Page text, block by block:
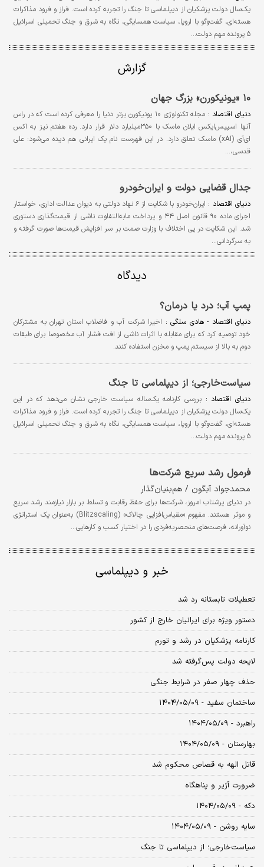
یک‌سال دولت پزشکیان از دیپلماسی تا جنگ را تجربه کرده است. فراز و فرود مذاکرات
هسته‌ای، گفت‌وگو با اروپا، سیاست همسایگی، نگاه به شرق و جنگ تحمیلی اسرائیل
۵ پرونده مهم دولت…
گزارش
۱۰ «یونیکورن» بزرگ جهان
دنیای اقتصاد :
مجله تکنولوژی ۱۰ یونیکورن برتر دنیا را معرفی کرده است که در راس
آنها اسپیس‌ایکس ایلان ماسک با ۳۵۰‌میلیارد دلار قرار دارد. رده هفتم نیز به اکس
ای‌آی (xAI) ماسک تعلق دارد. در این فهرست نام یک ایرانی هم دیده می‌شود: علی
قدسی،…
جدال قضایی دولت و ایران‌خودرو
دنیای اقتصاد :
ایران‌خودرو با شکایت از ۶ نهاد دولتی به دیوان عدالت اداری، خواستار
اجرای ماده ۹۰ قانون اصل ۴۴ و پرداخت مابه‌التفاوت ناشی از قیمت‌گذاری دستوری
شد. این شکایت در پی اختلاف با وزارت صمت بر سر افزایش قیمت‌ها صورت گرفته و
به سرگردانی…
دیدگاه
پمپ آب؛ درد یا درمان؟
دنیای اقتصاد - هادی سلگی : اخیرا شرکت آب و فاضلاب استان تهران به مشترکان
خود توصیه کرد که برای مقابله با اثرات ناشی از افت فشار آب مخصوصا برای طبقات
دوم به بالا از سیستم پمپ و مخزن استفاده کنند.
سیاست‌خارجی؛ از دیپلماسی تا جنگ
دنیای اقتصاد : بررسی کارنامه یک‌ساله سیاست خارجی نشان می‌دهد که در این
یک‌سال دولت پزشکیان از دیپلماسی تا جنگ را تجربه کرده است. فراز و فرود مذاکرات
هسته‌ای، گفت‌وگو با اروپا، سیاست همسایگی، نگاه به شرق و جنگ تحمیلی اسرائیل
۵ پرونده مهم دولت…
فرمول رشد سریع شرکت‌ها
محمدجواد آبگون / هم‏‏‌بنیان‌گذار
در دنیای پرشتاب امروز، شرکت‌ها برای حفظ رقابت و تسلط بر بازار نیازمند رشد سریع
و موثر هستند. مفهوم «مقیاس‌‌‌افزایی چالاک» (Blitzscaling) به‌‌‌عنوان یک استراتژی
نوآورانه، فرصت‌‌‌های منحصربه‌‌‌فردی را در اختیار کسب و کار‌‌‌هایی…
خبر و دیپلماسی
تعطیلات تابستانه رد شد
دستور ویژه برای ایرانیان خارج از کشور
کارنامه پزشکیان در رشد و تورم
لایحه دولت پس‌گرفته شد
حذف چهار صفر در شرایط جنگی
ساختمان سفید - ۱۴۰۴/۰۵/۰۹
راهبرد - ۱۴۰۴/۰۵/۰۹
بهارستان - ۱۴۰۴/۰۵/۰۹
قاتل الهه به قصاص محکوم شد
ضرورت آژیر و پناهگاه
دکه - ۱۴۰۴/۰۵/۰۹
سایه روشن - ۱۴۰۴/۰۵/۰۹
سیاست‌خارجی؛ از دیپلماسی تا جنگ